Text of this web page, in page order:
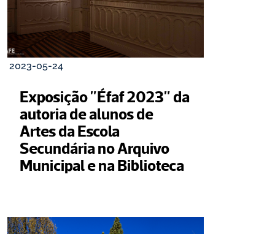
2023-05-24
Exposição "Éfaf 2023" da
autoria de alunos de
Artes da Escola
Secundária no Arquivo
Municipal e na Biblioteca